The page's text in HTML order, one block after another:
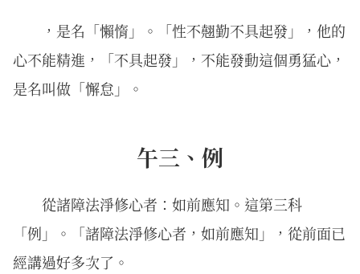
，是名「懶惰」。「性不翹勤不具起發」，他的
心不能精進，「不具起發」，不能發動這個勇猛心，
是名叫做「懈怠」。
午三、例
從諸障法淨修心者：如前應知。這第三科
「例」。「諸障法淨修心者，如前應知」，從前面已
經講過好多次了。